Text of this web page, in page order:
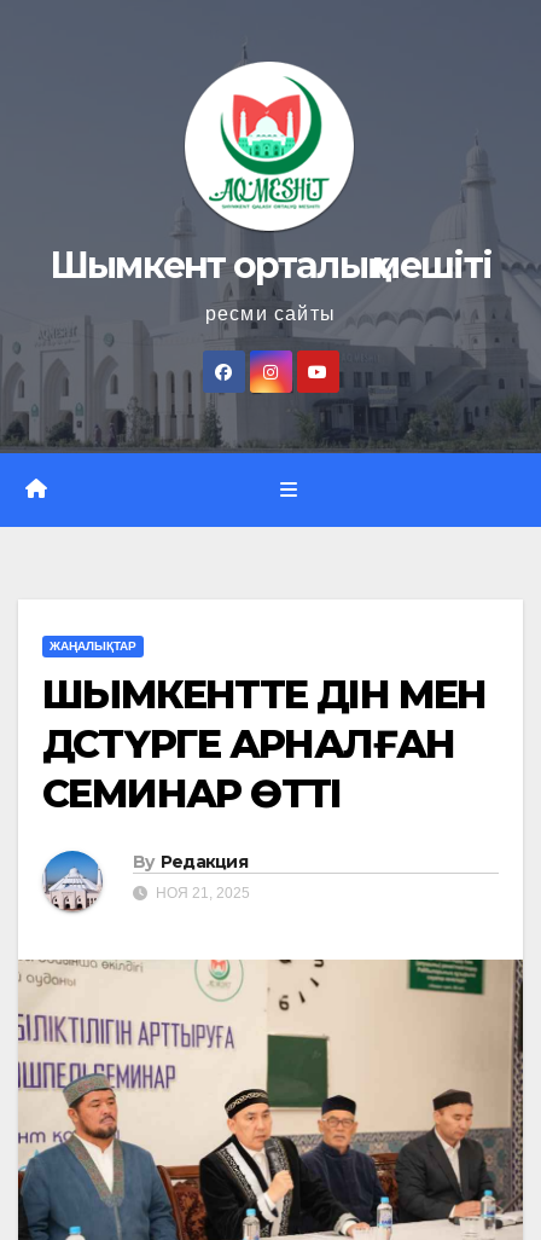
Шымкент орталық мешіті
ресми сайты
ЖАҢАЛЫҚТАР
ШЫМКЕНТТЕ ДІН МЕН
ДӘСТҮРГЕ АРНАЛҒАН
СЕМИНАР ӨТТІ
By Редакция
НОЯ 21, 2025